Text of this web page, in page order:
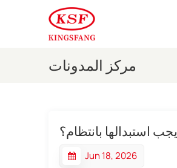
مركز المدونات
استبدالها بانتظام؟
Jun 18, 2026